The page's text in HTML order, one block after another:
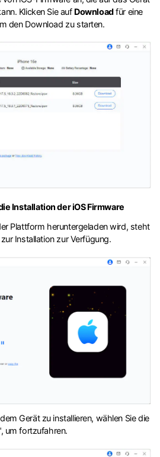
Klicken Sie auf Downloadfür eine
den Download zu starten.
Installation der iOS Firmware
Plattform heruntergeladen wird, steht
Installation zur Verfügung.
Gerät zu installieren, wählen Sie die
um fortzufahren.